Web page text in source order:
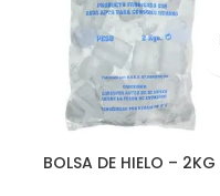
BOLSA DE HIELO – 2KG